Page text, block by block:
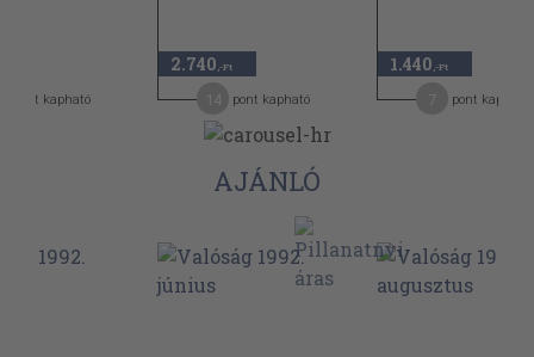
pont kapható
2.740 ,-Ft
pont kapható
1.440 ,-Ft
pont kapható
AJÁNLÓ